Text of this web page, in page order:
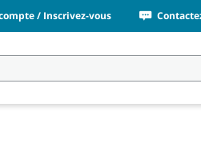
/ Inscrivez-vous